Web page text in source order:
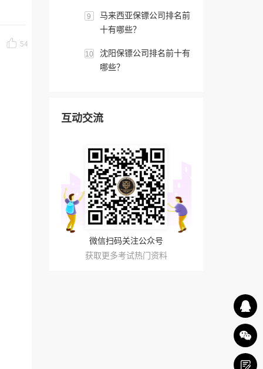
54
9
马来西亚保镖公司排名前
十有哪些？
10
沈阳保镖公司排名前十有
哪些？
互动交流
微信扫码关注公众号
获取更多考试热门资料